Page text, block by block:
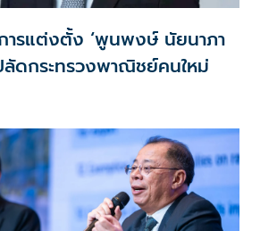
ารแต่งตั้ง ‘พูนพงษ์ นัยนาภา
ดกระทรวงพาณิชย์คนใหม่